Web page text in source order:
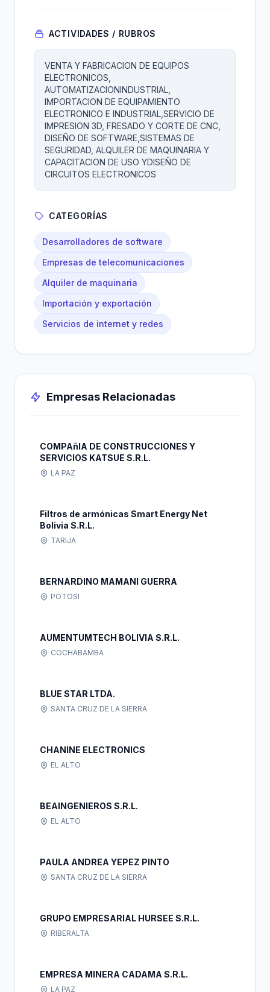
ACTIVIDADES / RUBROS
VENTA Y FABRICACION DE EQUIPOS
ELECTRONICOS,
AUTOMATIZACIONINDUSTRIAL,
IMPORTACION DE EQUIPAMIENTO
ELECTRONICO E INDUSTRIAL,SERVICIO DE
IMPRESION 3D, FRESADO Y CORTE DE CNC,
DISEÑO DE SOFTWARE,SISTEMAS DE
SEGURIDAD, ALQUILER DE MAQUINARIA Y
CAPACITACION DE USO YDISEÑO DE
CIRCUITOS ELECTRONICOS
CATEGORÍAS
Desarrolladores de software
Empresas de telecomunicaciones
Alquiler de maquinaria
Importación y exportación
Servicios de internet y redes
Empresas Relacionadas
COMPAñIA DE CONSTRUCCIONES Y
SERVICIOS KATSUE S.R.L.
LA PAZ
Filtros de armónicas Smart Energy Net
Bolivia S.R.L.
TARIJA
BERNARDINO MAMANI GUERRA
POTOSI
AUMENTUMTECH BOLIVIA S.R.L.
COCHABAMBA
BLUE STAR LTDA.
SANTA CRUZ DE LA SIERRA
CHANINE ELECTRONICS
EL ALTO
BEAINGENIEROS S.R.L.
EL ALTO
PAULA ANDREA YEPEZ PINTO
SANTA CRUZ DE LA SIERRA
GRUPO EMPRESARIAL HURSEE S.R.L.
RIBERALTA
EMPRESA MINERA CADAMA S.R.L.
LA PAZ